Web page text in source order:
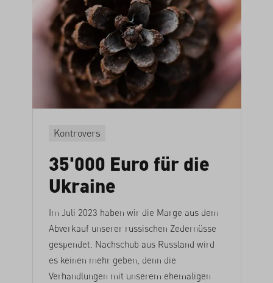
Kontrovers
35'000 Euro für die
Ukraine
Im Juli 2023 haben wir die Marge aus dem
Abverkauf unserer russischen Zedernüsse
gespendet. Nachschub aus Russland wird
es keinen mehr geben, denn die
Verhandlungen mit unserem ehemaligen